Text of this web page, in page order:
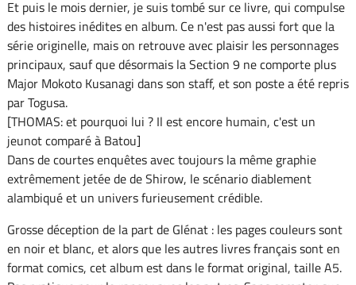
Et puis le mois dernier, je suis tombé sur ce livre, qui compulse
des histoires inédites en album. Ce n'est pas aussi fort que la
série originelle, mais on retrouve avec plaisir les personnages
principaux, sauf que désormais la Section 9 ne comporte plus
Major Mokoto Kusanagi dans son staff, et son poste a été repris
par Togusa.
[THOMAS: et pourquoi lui ? Il est encore humain, c'est un
jeunot comparé à Batou]
Dans de courtes enquêtes avec toujours la même graphie
extrêmement jetée de de Shirow, le scénario diablement
alambiqué et un univers furieusement crédible.
Grosse déception de la part de Glénat : les pages couleurs sont
en noir et blanc, et alors que les autres livres français sont en
format comics, cet album est dans le format original, taille A5.